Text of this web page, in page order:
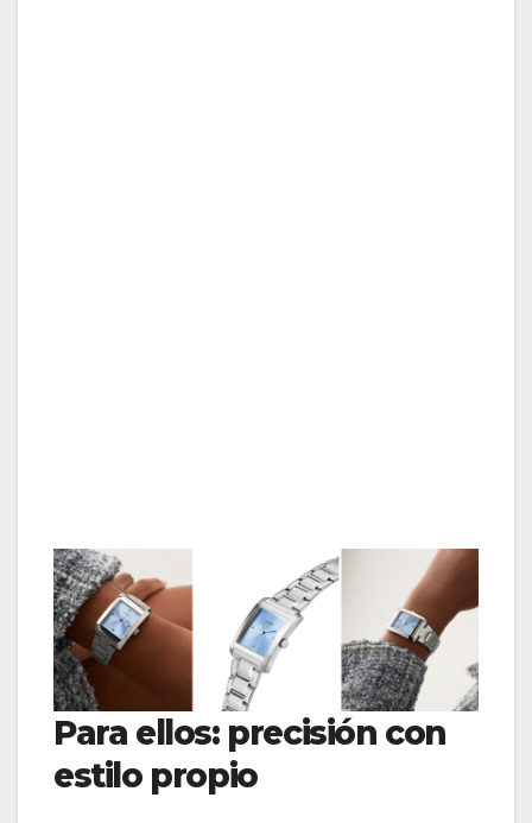
Para ellos: precisión con
estilo propio